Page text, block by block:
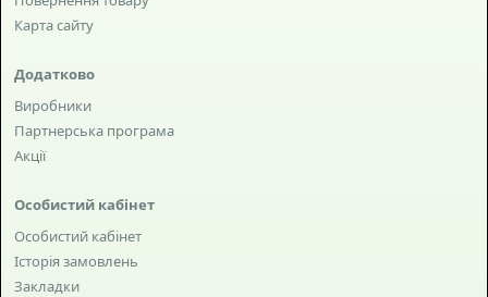
Карта сайту
Додатково
Виробники
Партнерська програма
Акції
Особистий кабінет
Особистий кабінет
Історія замовлень
Закладки